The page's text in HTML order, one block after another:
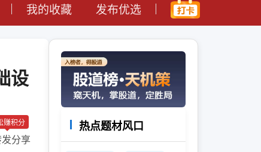
我的收藏 发布优选
设
赚积分
分享
热点题材风口